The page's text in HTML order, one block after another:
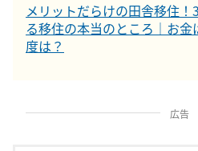
メリットだらけの田舎移住
る移住の本当のところ｜お
度は？
広告